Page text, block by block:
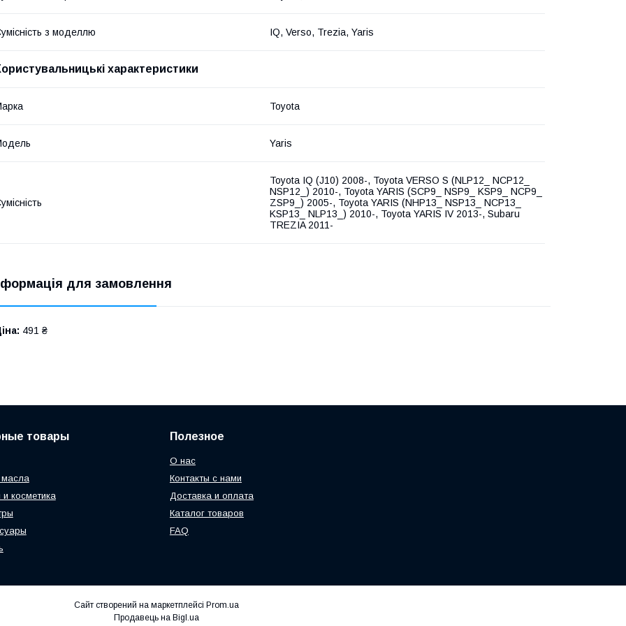
з моделлю IQ, Verso, Trezia, Yaris
характеристики
Toyota
Yaris
Toyota IQ (J10) 2008-, Toyota VERSO S (NLP12_ NCP12_
NSP12_) 2010-, Toyota YARIS (SCP9_ NSP9_ KSP9_ NCP9_
ZSP9_) 2005-, Toyota YARIS (NHP13_ NSP13_ NCP13_
KSP13_ NLP13_) 2010-, Toyota YARIS IV 2013-, Subaru
TREZIA 2011-
для замовлення
491 ₴
товары
косметика
Полезное
О нас
Контакты с нами
Доставка и оплата
Каталог товаров
FAQ
Сайт створений на маркетплейсі Prom.ua
Продавець на Bigl.ua